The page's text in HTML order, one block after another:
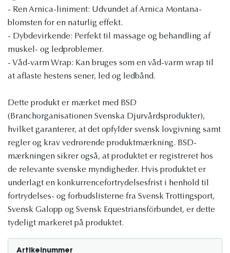
- Ren Arnica-liniment: Udvundet af Arnica Montana-
blomsten for en naturlig effekt.
- Dybdevirkende: Perfekt til massage og behandling af
muskel- og ledproblemer.
- Våd-varm Wrap: Kan bruges som en våd-varm wrap til
at aflaste hestens sener, led og ledbånd.
Dette produkt er mærket med BSD
(Branchorganisationen Svenska Djurvårdsprodukter),
hvilket garanterer, at det opfylder svensk lovgivning samt
regler og krav vedrørende produktmærkning. BSD-
mærkningen sikrer også, at produktet er registreret hos
de relevante svenske myndigheder. Hvis produktet er
underlagt en konkurrencefortrydelsesfrist i henhold til
fortrydelses- og forbudslisterne fra Svensk Trottingsport,
Svensk Galopp og Svensk Equestriansförbundet, er dette
tydeligt markeret på produktet.
Artikelnummer